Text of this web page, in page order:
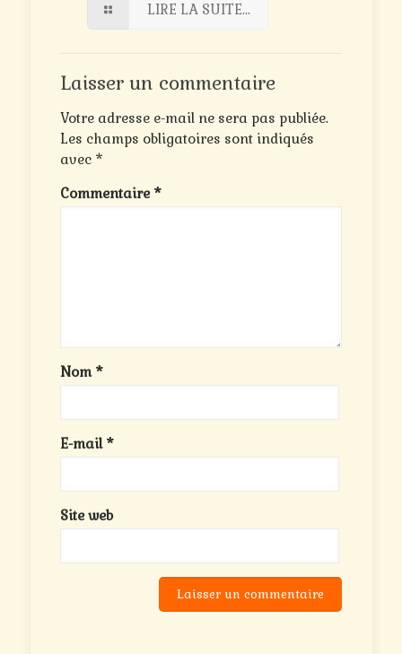
LIRE LA SUITE...
Laisser un commentaire
Votre adresse e-mail ne sera pas publiée.
Les champs obligatoires sont indiqués
avec *
Commentaire *
Nom *
E-mail *
Site web